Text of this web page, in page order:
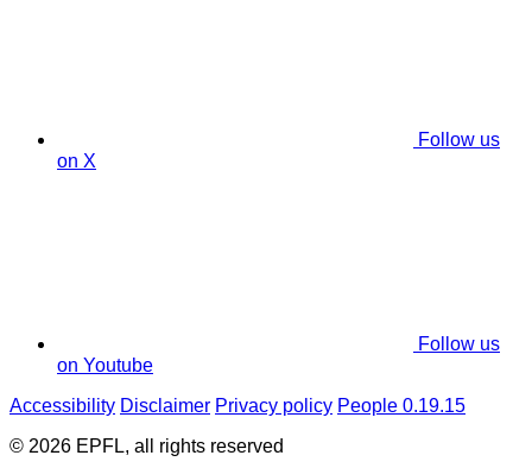
Follow us
on X
Follow us
on Youtube
Accessibility Disclaimer Privacy policy People 0.19.15
© 2026 EPFL, all rights reserved